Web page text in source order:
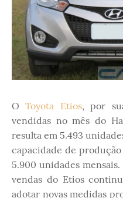
OToyota Etios, por
vendidas no mês do
resulta em 5.493
capacidade de
5.900 unidades
vendas do Etios
adotar novas medidas